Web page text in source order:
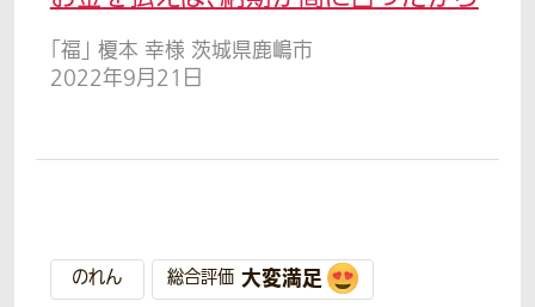
「福」 榎本 幸様 茨城県鹿嶋市
2022年9月21日
のれん 総合評価 大変満足